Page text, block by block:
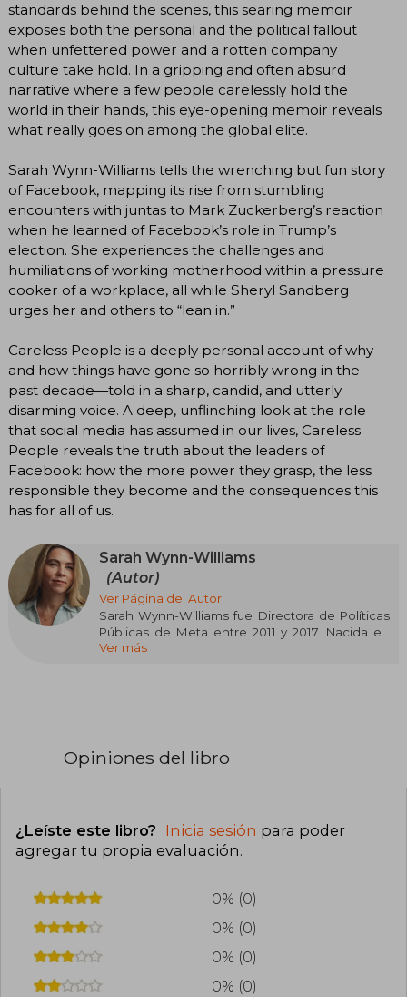
standards behind the scenes, this searing memoir
exposes both the personal and the political fallout
when unfettered power and a rotten company
culture take hold. In a gripping and often absurd
narrative where a few people carelessly hold the
world in their hands, this eye-opening memoir reveals
what really goes on among the global elite.
Sarah Wynn-Williams tells the wrenching but fun story
of Facebook, mapping its rise from stumbling
encounters with juntas to Mark Zuckerberg’s reaction
when he learned of Facebook’s role in Trump’s
election. She experiences the challenges and
humiliations of working motherhood within a pressure
cooker of a workplace, all while Sheryl Sandberg
urges her and others to “lean in.”
Careless People is a deeply personal account of why
and how things have gone so horribly wrong in the
past decade—told in a sharp, candid, and utterly
disarming voice. A deep, unflinching look at the role
that social media has assumed in our lives, Careless
People reveals the truth about the leaders of
Facebook: how the more power they grasp, the less
responsible they become and the consequences this
has for all of us.
Sarah Wynn-Williams
(Autor)
Ver Página del Autor
Sarah Wynn-Williams fue Directora de Políticas
Públicas de Meta entre 2011 y 2017. Nacida en
Nueva Zelanda, se licenció en Ciencias Políticas
Ver más
Opiniones del libro
¿Leíste este libro? Inicia sesión para poder
agregar tu propia evaluación.
0% (0)
0% (0)
0% (0)
0% (0)